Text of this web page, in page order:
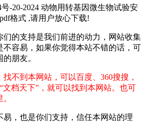
-20-2024 动物用转基因微生物试验安
格式 ,请用户放心下载!
们的支持是我们前进的动力，网站收集
不容易，如果你觉得本站不错的话，可
朋友。
不到本网站，可以百度、360搜搜，
文档天下”，就可以找到本网站。也可
易，也是你们支持，信任本网站的理